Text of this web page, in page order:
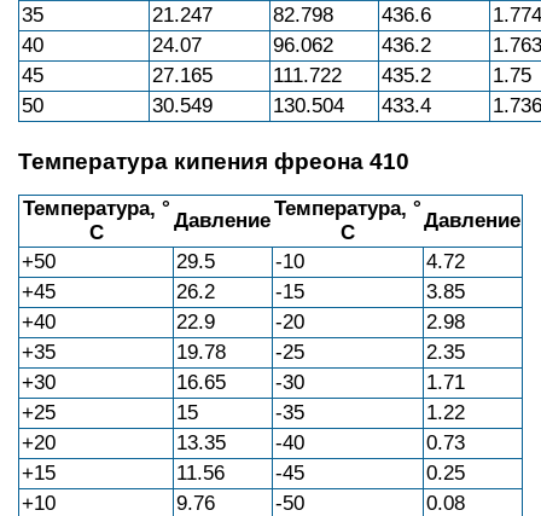
35
21.247 82.798 436.6
1.774
40
24.07 96.062 436.2
1.763
45
27.165 111.722 435.2
1.75
50
30.549 130.504 433.4 1.736
Температура кипения фреона 410
Температура, °
С
Давление
Температура, °
С
Давление
+50
29.5 -10
4.72
+45
26.2 -15
3.85
+40
22.9 -20
2.98
+35
19.78 -25
2.35
+30
16.65 -30
1.71
+25
15 -35
1.22
+20
13.35 -40
0.73
+15
11.56 -45
0.25
+10
9.76 -50
0.08